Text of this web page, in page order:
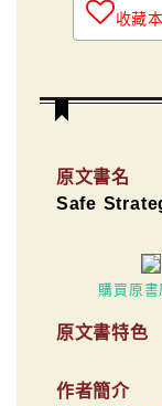
收藏
原文書名
Safe
購買原書
原文書特色
作者簡介